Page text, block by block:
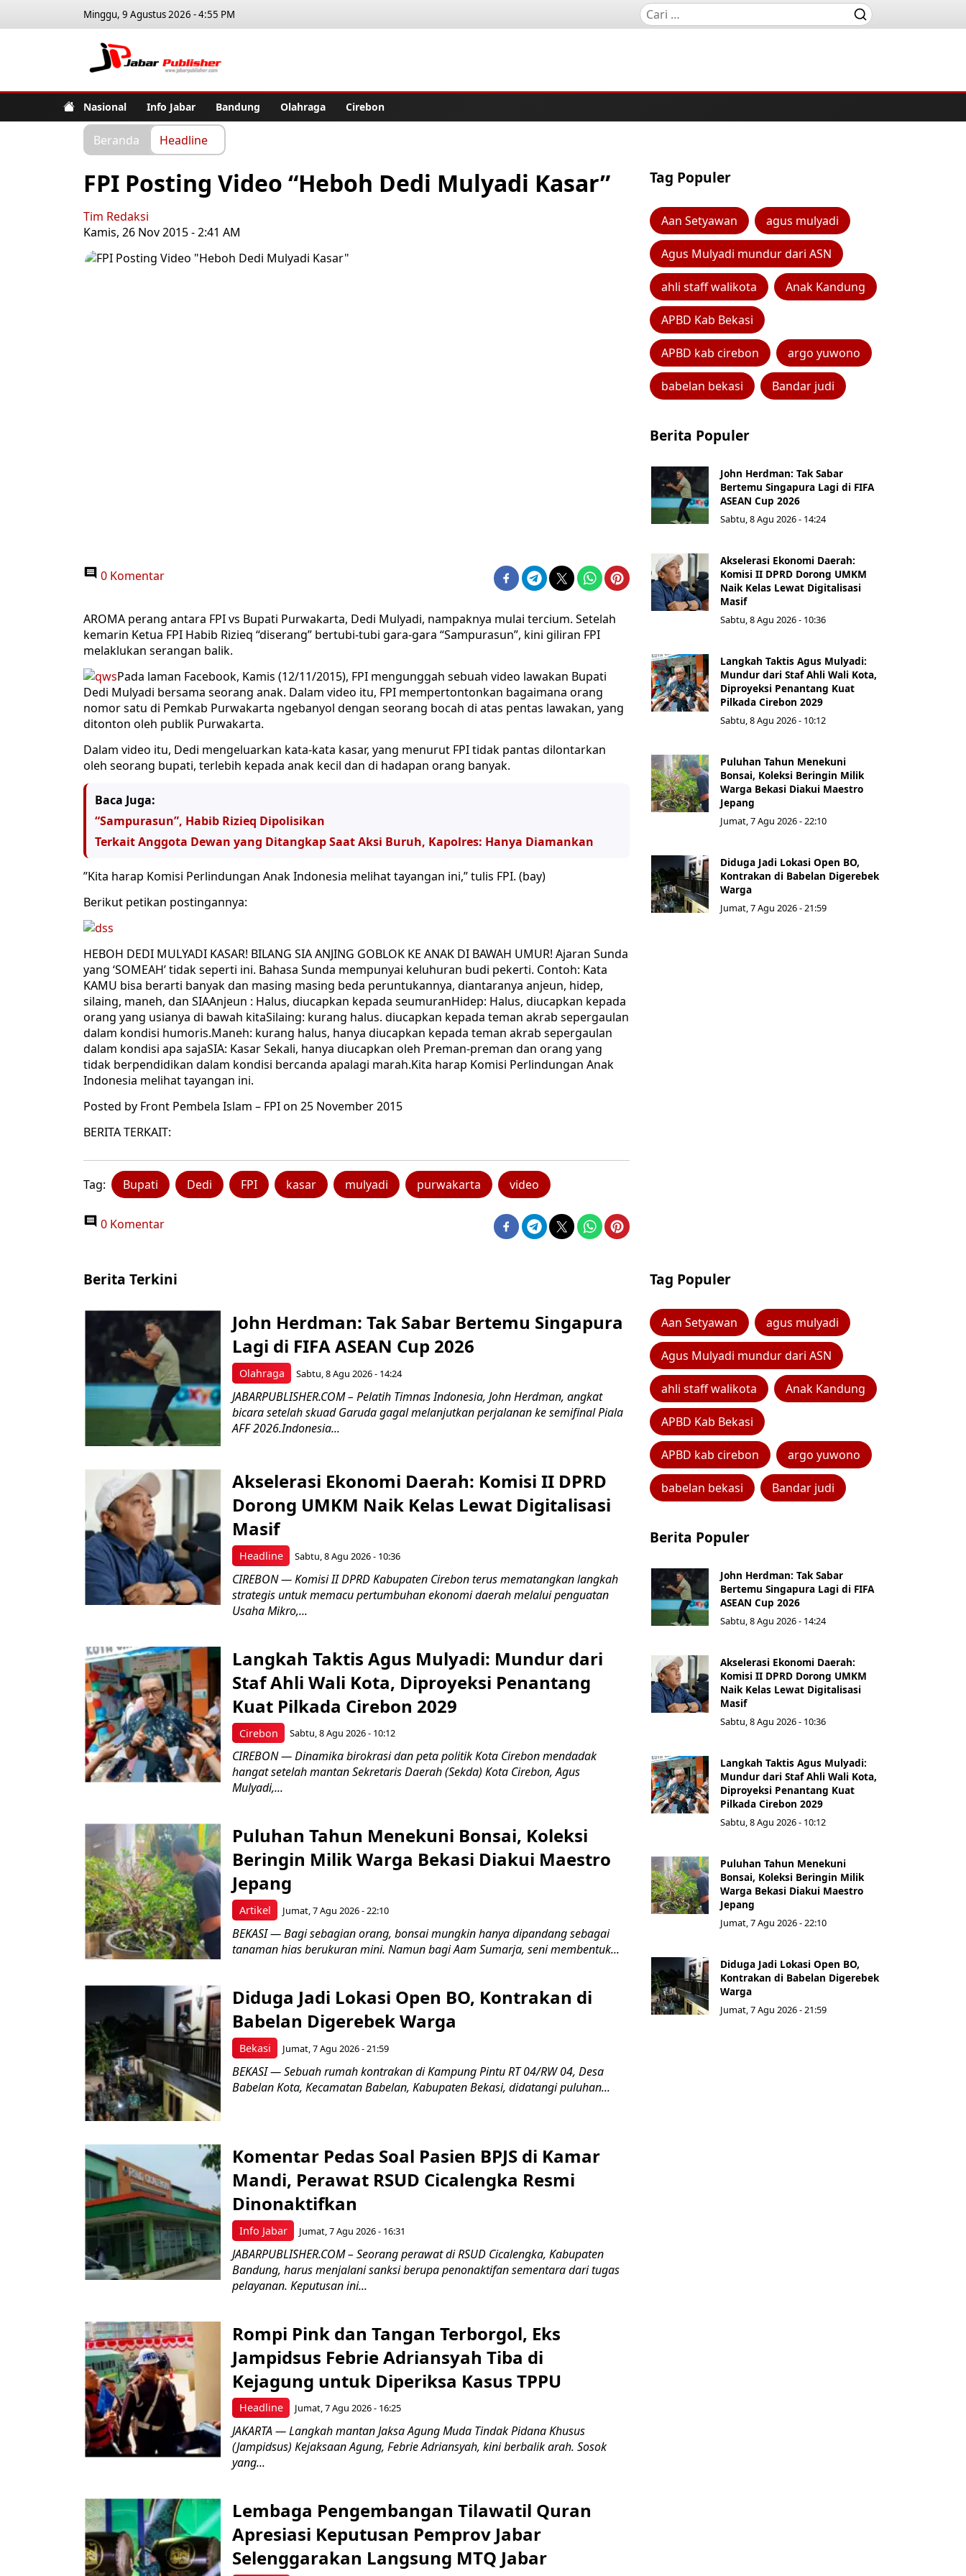
Minggu, 9 Agustus 2026 - 4:55 PM
Nasional Info Jabar Bandung Olahraga Cirebon
Beranda Headline
FPI Posting Video “Heboh Dedi Mulyadi Kasar”
Tim Redaksi
Kamis, 26 Nov 2015 - 2:41 AM
0 Komentar
AROMA perang antara FPI vs Bupati Purwakarta, Dedi Mulyadi, nampaknya mulai tercium. Setelah
kemarin Ketua FPI Habib Rizieq “diserang” bertubi-tubi gara-gara “Sampurasun”, kini giliran FPI
melaklukan serangan balik.
Pada laman Facebook, Kamis (12/11/2015), FPI mengunggah sebuah video lawakan Bupati
Dedi Mulyadi bersama seorang anak. Dalam video itu, FPI mempertontonkan bagaimana orang
nomor satu di Pemkab Purwakarta ngebanyol dengan seorang bocah di atas pentas lawakan, yang
ditonton oleh publik Purwakarta.
Dalam video itu, Dedi mengeluarkan kata-kata kasar, yang menurut FPI tidak pantas dilontarkan
oleh seorang bupati, terlebih kepada anak kecil dan di hadapan orang banyak.
Baca Juga:
“Sampurasun”, Habib Rizieq Dipolisikan
Terkait Anggota Dewan yang Ditangkap Saat Aksi Buruh, Kapolres: Hanya Diamankan
”Kita harap Komisi Perlindungan Anak Indonesia melihat tayangan ini,” tulis FPI. (bay)
Berikut petikan postingannya:
HEBOH DEDI MULYADI KASAR! BILANG SIA ANJING GOBLOK KE ANAK DI BAWAH UMUR! Ajaran Sunda
yang ‘SOMEAH’ tidak seperti ini. Bahasa Sunda mempunyai keluhuran budi pekerti. Contoh: Kata
KAMU bisa berarti banyak dan masing masing beda peruntukannya, diantaranya anjeun, hidep,
silaing, maneh, dan SIAAnjeun : Halus, diucapkan kepada seumuranHidep: Halus, diucapkan kepada
orang yang usianya di bawah kitaSilaing: kurang halus. diucapkan kepada teman akrab sepergaulan
dalam kondisi humoris.Maneh: kurang halus, hanya diucapkan kepada teman akrab sepergaulan
dalam kondisi apa sajaSIA: Kasar Sekali, hanya diucapkan oleh Preman-preman dan orang yang
tidak berpendidikan dalam kondisi bercanda apalagi marah.Kita harap Komisi Perlindungan Anak
Indonesia melihat tayangan ini.
Posted by Front Pembela Islam – FPI on 25 November 2015
BERITA TERKAIT:
Tag: Bupati Dedi FPI kasar mulyadi purwakarta video
0 Komentar
Tag Populer
Aan Setyawan agus mulyadi
Agus Mulyadi mundur dari ASN
ahli staff walikota Anak Kandung
APBD Kab Bekasi
APBD kab cirebon argo yuwono
babelan bekasi Bandar judi
Berita Populer
John Herdman: Tak Sabar
Bertemu Singapura Lagi di FIFA
ASEAN Cup 2026
Sabtu, 8 Agu 2026 - 14:24
Akselerasi Ekonomi Daerah:
Komisi II DPRD Dorong UMKM
Naik Kelas Lewat Digitalisasi
Masif
Sabtu, 8 Agu 2026 - 10:36
Langkah Taktis Agus Mulyadi:
Mundur dari Staf Ahli Wali Kota,
Diproyeksi Penantang Kuat
Pilkada Cirebon 2029
Sabtu, 8 Agu 2026 - 10:12
Puluhan Tahun Menekuni
Bonsai, Koleksi Beringin Milik
Warga Bekasi Diakui Maestro
Jepang
Jumat, 7 Agu 2026 - 22:10
Diduga Jadi Lokasi Open BO,
Kontrakan di Babelan Digerebek
Warga
Jumat, 7 Agu 2026 - 21:59
Berita Terkini
Olahraga
John Herdman: Tak Sabar Bertemu Singapura
Lagi di FIFA ASEAN Cup 2026
Sabtu, 8 Agu 2026 - 14:24
JABARPUBLISHER.COM – Pelatih Timnas Indonesia, John Herdman, angkat
bicara setelah skuad Garuda gagal melanjutkan perjalanan ke semifinal Piala
AFF 2026.Indonesia...
Headline
Akselerasi Ekonomi Daerah: Komisi II DPRD
Dorong UMKM Naik Kelas Lewat Digitalisasi
Masif
Sabtu, 8 Agu 2026 - 10:36
CIREBON — Komisi II DPRD Kabupaten Cirebon terus mematangkan langkah
strategis untuk memacu pertumbuhan ekonomi daerah melalui penguatan
Usaha Mikro,...
Cirebon
Langkah Taktis Agus Mulyadi: Mundur dari
Staf Ahli Wali Kota, Diproyeksi Penantang
Kuat Pilkada Cirebon 2029
Sabtu, 8 Agu 2026 - 10:12
CIREBON — Dinamika birokrasi dan peta politik Kota Cirebon mendadak
hangat setelah mantan Sekretaris Daerah (Sekda) Kota Cirebon, Agus
Mulyadi,...
Artikel
Puluhan Tahun Menekuni Bonsai, Koleksi
Beringin Milik Warga Bekasi Diakui Maestro
Jepang
Jumat, 7 Agu 2026 - 22:10
BEKASI — Bagi sebagian orang, bonsai mungkin hanya dipandang sebagai
tanaman hias berukuran mini. Namun bagi Aam Sumarja, seni membentuk...
Bekasi
Diduga Jadi Lokasi Open BO, Kontrakan di
Babelan Digerebek Warga
Jumat, 7 Agu 2026 - 21:59
BEKASI — Sebuah rumah kontrakan di Kampung Pintu RT 04/RW 04, Desa
Babelan Kota, Kecamatan Babelan, Kabupaten Bekasi, didatangi puluhan...
Info Jabar
Komentar Pedas Soal Pasien BPJS di Kamar
Mandi, Perawat RSUD Cicalengka Resmi
Dinonaktifkan
Jumat, 7 Agu 2026 - 16:31
JABARPUBLISHER.COM – Seorang perawat di RSUD Cicalengka, Kabupaten
Bandung, harus menjalani sanksi berupa penonaktifan sementara dari tugas
pelayanan. Keputusan ini...
Headline
Rompi Pink dan Tangan Terborgol, Eks
Jampidsus Febrie Adriansyah Tiba di
Kejagung untuk Diperiksa Kasus TPPU
Jumat, 7 Agu 2026 - 16:25
JAKARTA — Langkah mantan Jaksa Agung Muda Tindak Pidana Khusus
(Jampidsus) Kejaksaan Agung, Febrie Adriansyah, kini berbalik arah. Sosok
yang...
Lembaga Pengembangan Tilawatil Quran
Apresiasi Keputusan Pemprov Jabar
Selenggarakan Langsung MTQ Jabar
Tag Populer
Aan Setyawan agus mulyadi
Agus Mulyadi mundur dari ASN
ahli staff walikota Anak Kandung
APBD Kab Bekasi
APBD kab cirebon argo yuwono
babelan bekasi Bandar judi
Berita Populer
John Herdman: Tak Sabar
Bertemu Singapura Lagi di FIFA
ASEAN Cup 2026
Sabtu, 8 Agu 2026 - 14:24
Akselerasi Ekonomi Daerah:
Komisi II DPRD Dorong UMKM
Naik Kelas Lewat Digitalisasi
Masif
Sabtu, 8 Agu 2026 - 10:36
Langkah Taktis Agus Mulyadi:
Mundur dari Staf Ahli Wali Kota,
Diproyeksi Penantang Kuat
Pilkada Cirebon 2029
Sabtu, 8 Agu 2026 - 10:12
Puluhan Tahun Menekuni
Bonsai, Koleksi Beringin Milik
Warga Bekasi Diakui Maestro
Jepang
Jumat, 7 Agu 2026 - 22:10
Diduga Jadi Lokasi Open BO,
Kontrakan di Babelan Digerebek
Warga
Jumat, 7 Agu 2026 - 21:59